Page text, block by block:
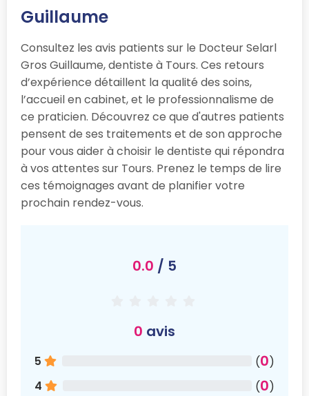
Guillaume
Consultez les avis patients sur le Docteur Selarl
Gros Guillaume, dentiste à Tours. Ces retours
d’expérience détaillent la qualité des soins,
l’accueil en cabinet, et le professionnalisme de
ce praticien. Découvrez ce que d'autres patients
pensent de ses traitements et de son approche
pour vous aider à choisir le dentiste qui répondra
à vos attentes sur Tours. Prenez le temps de lire
ces témoignages avant de planifier votre
prochain rendez-vous.
0.0 / 5
0 avis
5 (0)
4
(0)